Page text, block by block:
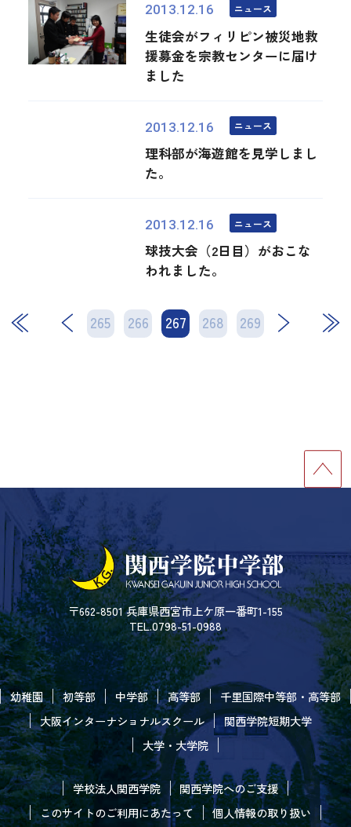
2013.12.16 ニュース
生徒会がフィリピン被災地救
援募金を宗教センターに届け
ました
2013.12.16 ニュース
理科部が海遊館を見学しまし
た。
2013.12.16 ニュース
球技大会（2日目）がおこな
われました。
265 266 267 268 269
次 最後
〒662-8501 兵庫県西宮市上ケ原一番町1-155
TEL.0798-51-0988
幼稚園 初等部 中学部 高等部
千里国際中等部・高等部
大阪インターナショナルスクール
関西学院短期大学
大学・大学院
学校法人関西学院
関西学院へのご支援
このサイトのご利用にあたって
個人情報の取り扱い